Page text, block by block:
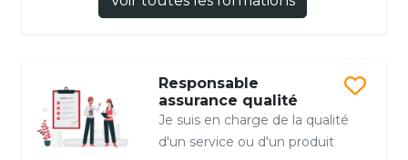
Responsable
assurance qualité
Je suis en charge de la qualité
d'un service ou d'un produit